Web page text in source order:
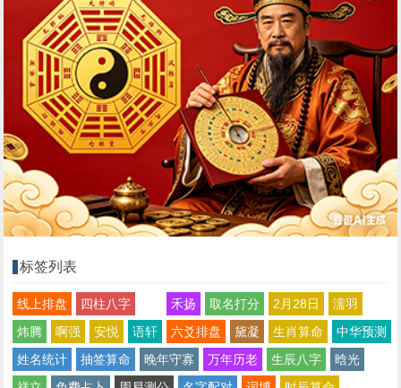
标签列表
线上排盘 四柱八字 禾扬 取名打分 2月28日
濡羽
炜腾
啊强 安悦 语轩 六爻排盘 黛凝 生肖算命
中华预测
姓名统计
抽签算命 晚年守寡 万年历老 生辰八字
晗光